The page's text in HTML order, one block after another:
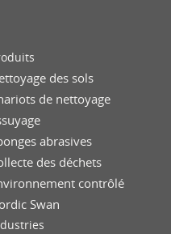
des sols
de nettoyage
abrasives
des déchets
contrôlé
Swan